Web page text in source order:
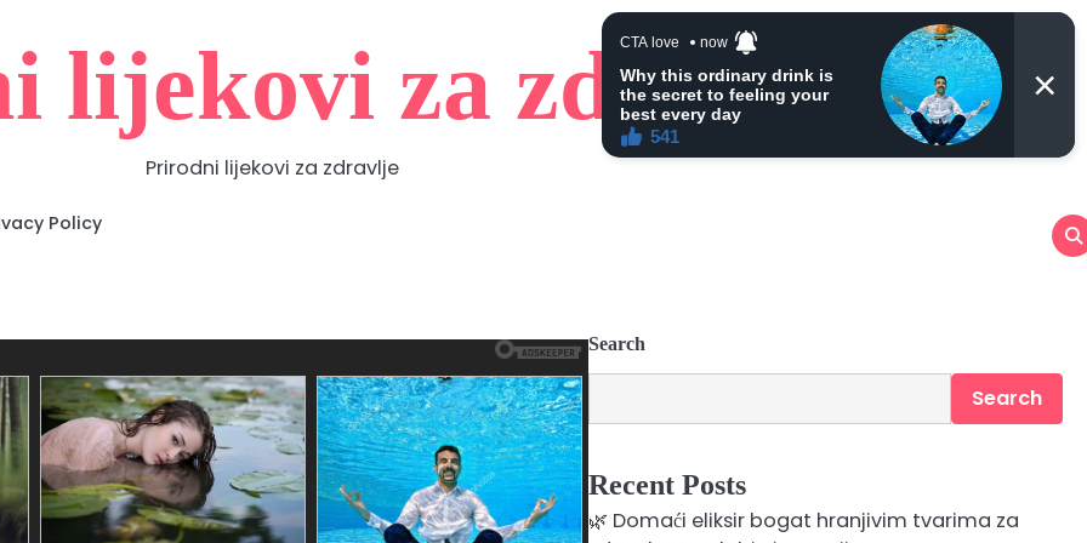
lijekovi za zdravlje
Prirodni lijekovi za zdravlje
Policy
Search
Search
Recent Posts
🌿 Domaći eliksir bogat hranjivim tvarima za